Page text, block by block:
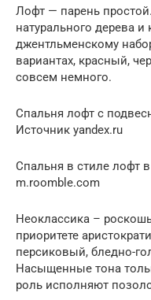
Лофт — парень
натурального дерева
джентльменскому
вариантах, красный,
совсем немного.
Спальня лофт с
Источник yandex.ru
Спальня в стиле лофт
m.roomble.com
Неоклассика –
приоритете
персиковый, бледно-
Насыщенные тона
роль исполняют